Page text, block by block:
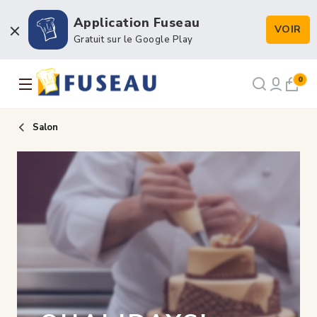
Application Fuseau
Gratuit sur le Google Play
VOIR
Boulangerie / Viennoiserie
Pâtisserie / Chocolaterie
Emballage & Décors
Petits matériels & Hygiène
NOS RECETTES
NOTRE FORCE DE VENTE
NOTRE HISTOIRE
0
Salon